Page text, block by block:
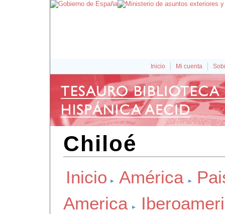
Inicio Mi cuenta
Chiloé
Inicio América
America